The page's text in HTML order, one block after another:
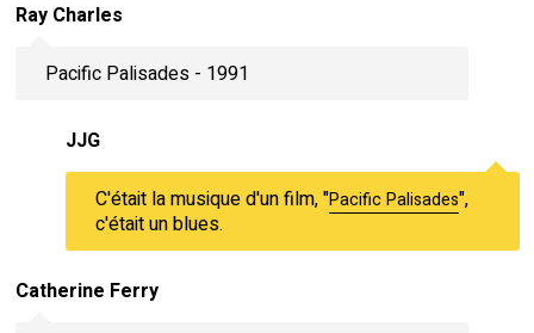
Ray Charles
Pacific Palisades - 1991
JJG
C'était la musique d'un film, "Pacific Palisades",
c'était un blues.
Catherine Ferry